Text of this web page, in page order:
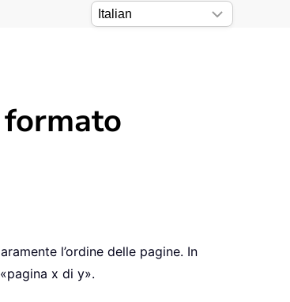
l’ordine delle pagine. In
x di y».